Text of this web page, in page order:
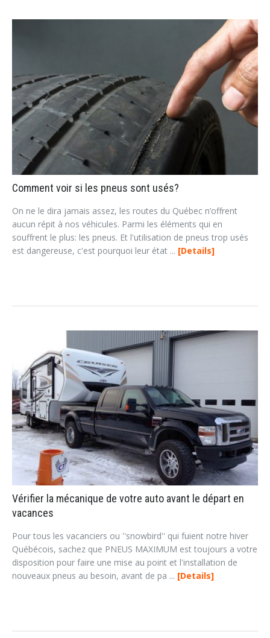
Comment voir si les pneus sont usés?
On ne le dira jamais assez, les routes du Québec n’offrent
aucun répit à nos véhicules. Parmi les éléments qui en
souffrent le plus: les pneus. Et l'utilisation de pneus trop usés
est dangereuse, c'est pourquoi leur état ... Details
Vérifier la mécanique de votre auto avant le départ en
vacances
Pour tous les vacanciers ou ''snowbird'' qui fuient notre hiver
Québécois, sachez que PNEUS MAXIMUM est toujours a votre
disposition pour faire une mise au point et l'installation de
nouveaux pneus au besoin, avant de pa ... Details